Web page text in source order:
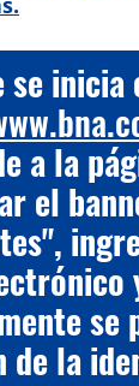
inicia
a la
el
se
de la